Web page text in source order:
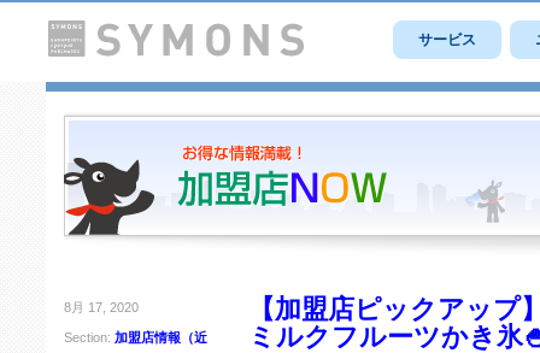
サービス
8月 17, 2020
Section: 加盟店情報（近
【加盟店ピックアップ
ミルクフルーツかき氷